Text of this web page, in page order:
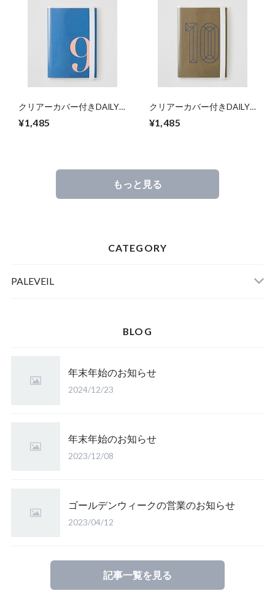
クリアーカバー付きDAILY
¥1,485
クリアーカバー付きDAILY
¥1,485
もっと見る
CATEGORY
PALEVEIL
MEMO PAD
BLOG
年末年始のお知らせ
2024/12/23
年末年始のお知らせ
2023/12/08
ゴールデンウィークの営業のお知らせ
2023/04/12
記事一覧を見る